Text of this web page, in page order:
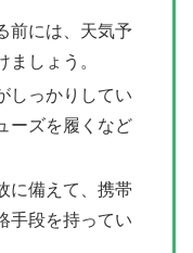
前には、天気予
しょう。
しっかりしてい
ーズを履くなど
に備えて、携帯
手段を持ってい